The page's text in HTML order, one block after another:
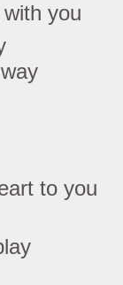
you
to you